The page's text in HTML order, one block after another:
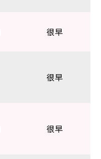
很早
很早
很早